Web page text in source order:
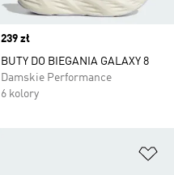
Price
239 zł
BUTY DO BIEGANIA GALAXY 8
Damskie Performance
6 kolory